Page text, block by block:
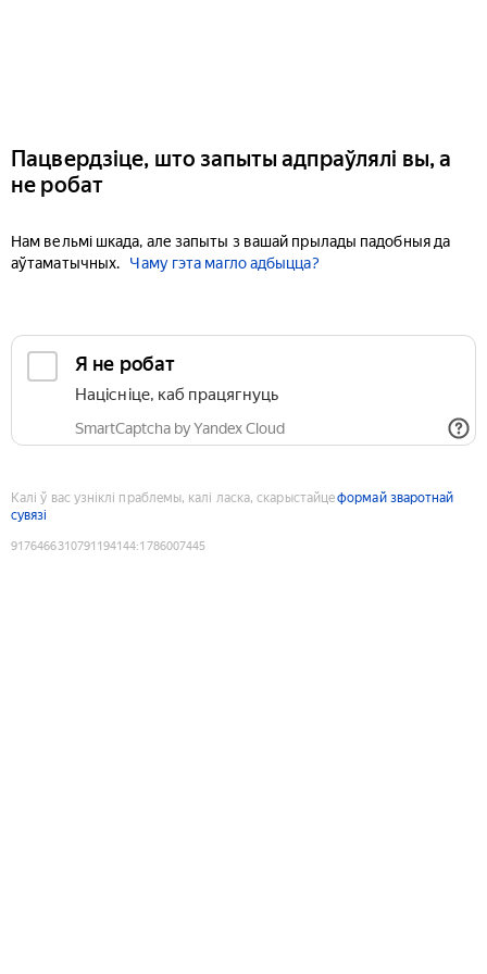
Пацвердзіце, што запыты адпраўлялі вы, а
не робат
Нам вельмі шкада, але запыты з вашай прылады падобныя да
аўтаматычных.
Чаму гэта магло адбыцца?
Я не робат
Націсніце, каб працягнуць
SmartCaptcha by Yandex Cloud
Калі ў вас узніклі праблемы, калі ласка, скарыстайцеформай зваротнай
сувязі
9176466310791194144:1786007445